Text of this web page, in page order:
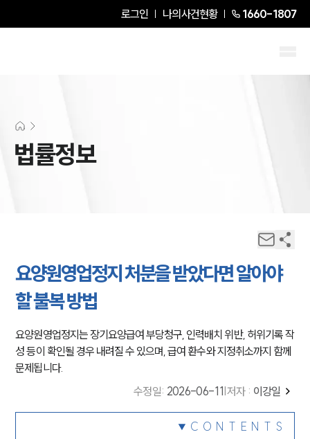
로그인 나의사건현황 1660-1807
법률정보
요양원영업정지 처분을 받았다면 알아야
할 불복 방법
요양원영업정지는 장기요양급여 부당청구, 인력배치 위반, 허위기록 작
성 등이 확인될 경우 내려질 수 있으며, 급여 환수와 지정취소까지 함께
문제됩니다.
수정일: 2026-06-11 저자 : 이강일
CONTENTS